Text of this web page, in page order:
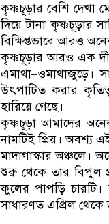
কৃষ্ণচূড়ার বেশি দেখা
দিয়ে টানা কৃষ্ণচূড়ার
বিক্ষিপ্তভাবে আরও
কৃষ্ণচূড়ার আরও এক
এমাথা–ওমাথাজুড়ে।
উৎপাটিত করার
হারিয়ে গেছে।
কৃষ্ণচূড়া আমাদের
নামটিই প্রিয়। অবশ্য
মাদাগাস্কার অঞ্চলে।
শুরু থেকে তার বিপুল
ফুলের পাপড়ি চারটি।
সাধারণত এপ্রিল থেকে